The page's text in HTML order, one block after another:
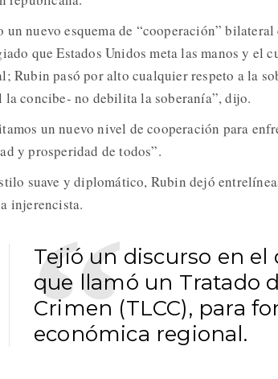
un nuevo esquema de “cooperación”
que Estados Unidos meta las manos y el
Rubin pasó por alto cualquier respeto a la
la concibe- no debilita la soberanía”, dijo.
un nuevo nivel de cooperación para
y prosperidad de todos”.
suave y diplomático, Rubin dejó
injerencista.
Tejió un discurso en
que llamó un Tratado
Crimen (TLCC), para
económica regional.